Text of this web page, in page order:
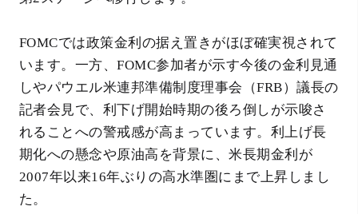
FOMCでは政策金利の据え置きがほぼ確実視されて
います。一方、FOMC参加者が示す今後の金利見通
しやパウエル米連邦準備制度理事会（FRB）議長の
記者会見で、利下げ開始時期の後ろ倒しが示唆さ
れることへの警戒感が高まっています。利上げ長
期化への懸念や原油高を背景に、米長期金利が
2007年以来16年ぶりの高水準圏にまで上昇しまし
た。